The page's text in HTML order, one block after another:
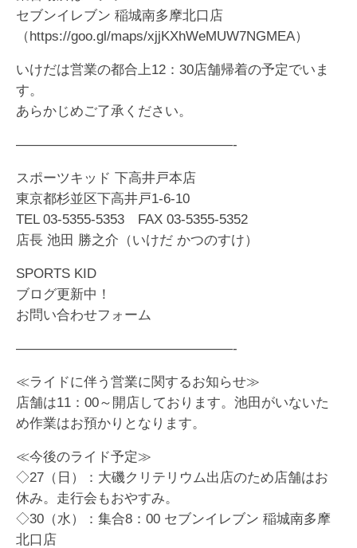
セブンイレブン 稲城南多摩北口店
（https://goo.gl/maps/xjjKXhWeMUW7NGMEA）
いけだは営業の都合上12：30店舗帰着の予定でいま
す。
あらかじめご了承ください。
————————————————-
スポーツキッド 下高井戸本店
東京都杉並区下高井戸1-6-10
TEL 03-5355-5353 FAX 03-5355-5352
店長 池田 勝之介（いけだ かつのすけ）
SPORTS KID
ブログ更新中！
お問い合わせフォーム
————————————————-
≪ライドに伴う営業に関するお知らせ≫
店舗は11：00～開店しております。池田がいないた
め作業はお預かりとなります。
≪今後のライド予定≫
◇27（日）：大磯クリテリウム出店のため店舗はお
休み。走行会もおやすみ。
◇30（水）：集合8：00 セブンイレブン 稲城南多摩
北口店